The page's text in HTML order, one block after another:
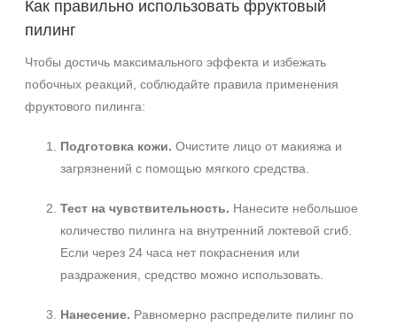
Как правильно использовать фруктовый
пилинг
Чтобы достичь максимального эффекта и избежать
побочных реакций, соблюдайте правила применения
фруктового пилинга:
Подготовка кожи. Очистите лицо от макияжа и
загрязнений с помощью мягкого средства.
Тест на чувствительность. Нанесите небольшое
количество пилинга на внутренний локтевой сгиб.
Если через 24 часа нет покраснения или
раздражения, средство можно использовать.
Нанесение. Равномерно распределите пилинг по
+7 (495) 640-58-89
+7 (929) 933-09-89